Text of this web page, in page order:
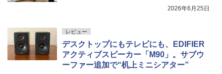
2026年6月25日
レビュー
デスクトップにもテレビにも、EDIFIER
アクティブスピーカー「M90」。サブウ
ーファー追加で“机上ミニシアター”